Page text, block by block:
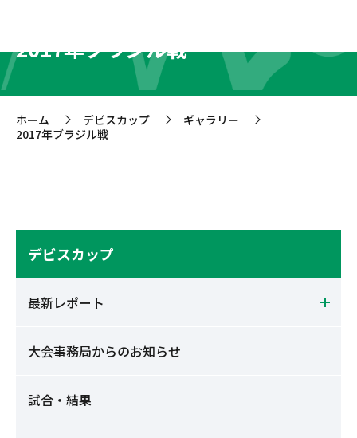
2017年ブラジル戦
ホーム >
デビスカップ >
ギャラリー
2017年ブラジル戦
デビスカップ
最新レポート
大会事務局からのお知らせ
試合・結果